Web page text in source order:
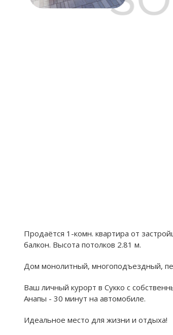
Продаётся 1-комн. квартира от
балкон. Высота потолков 2.81 м.
Дом монолитный, многоподъездный,
Ваш личный курорт в Сукко с
Анапы - 30 минут на автомобиле.
Идеальное место для жизни и отдыха!